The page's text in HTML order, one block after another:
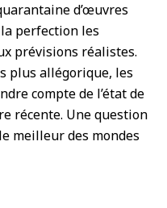
d’œuvres
perfection les
prévisions réalistes.
plus allégorique, les
compte de l’état de
récente. Une question
meilleur des mondes